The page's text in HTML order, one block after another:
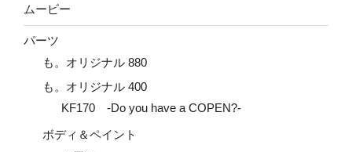
ムービー
パーツ
も。オリジナル 880
も。オリジナル 400
KF170 -Do you have a COPEN?-
ボディ＆ペイント